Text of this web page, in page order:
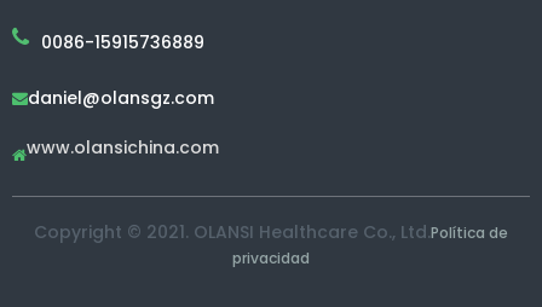
0086-15915736889
daniel@olansgz.com
www.olansichina.com
Copyright © 2021. OLANSI Healthcare Co., Ltd.Política de
privacidad